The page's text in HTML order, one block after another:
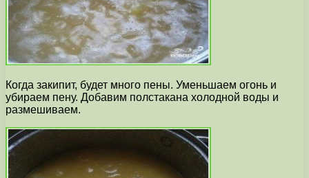
Когда закипит, будет много пены. Уменьшаем огонь и
убираем пену. Добавим полстакана холодной воды и
размешиваем.